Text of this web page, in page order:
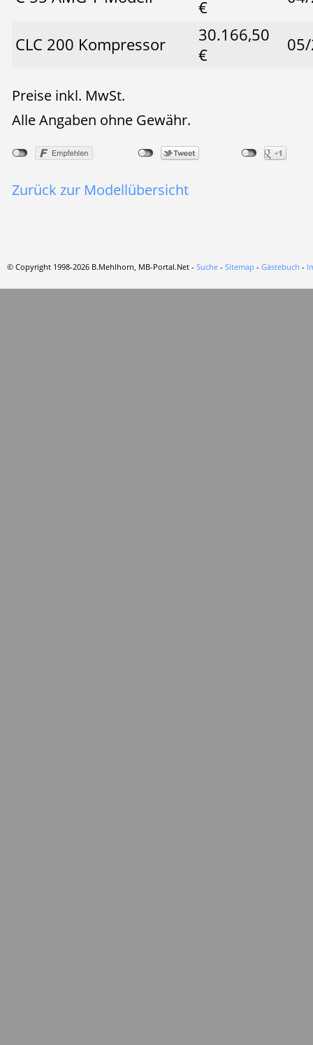
€
CLC 200 Kompressor
30.166,50
€
Preise inkl. MwSt.
Alle Angaben ohne Gewähr.
Zurück zur Modellübersicht
© Copyright 1998-2026 B.Mehlhorn, MB-Portal.Net - Suche - Sitemap - Gästebuch -